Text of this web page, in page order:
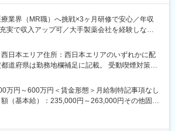
を伴う場合）：
契約）＞
し費用：会社負担（会社指定業者）
の定める業務
厚い福利厚生
ります。社員と社員のご家族が安心し、仕事もプ
して活躍できるよう、福利厚生制度を整備して
社宅制度や単身赴任のサポート制度を導入し、そ
準となっています。
療業界（MR職）へ挑戦×3ヶ月研修で安心／年収
実で収入アップ可／大手製薬会社を経験しなが
＞
ているため同期も多く安心してスタート可能
西日本エリア住所：西日本エリアのいずれかに配
道府県は勤務地欄補足に記載。 受動喫煙対策：
万円～600万円＜賃金形態＞月給制特記事項なし
額（基本給）：235,000円～263,000円その他固定